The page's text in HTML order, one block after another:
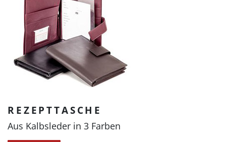
REZEPTTASCHE
Aus Kalbsleder in 3 Farben